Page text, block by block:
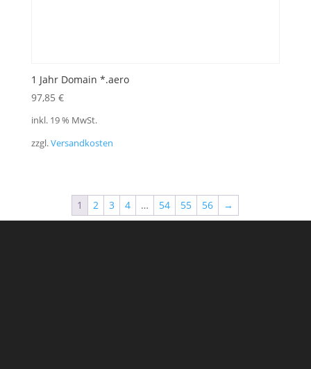
1 Jahr Domain *.aero
97,85 €
inkl. 19 % MwSt.
zzgl.Versandkosten
1 2 3 4 … 54 55 56 →